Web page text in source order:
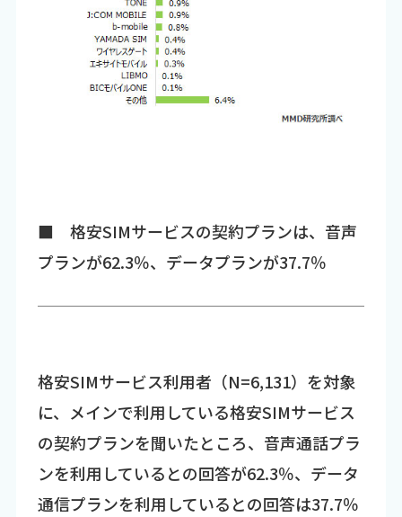
■ 格安SIMサービスの契約プランは、音声
プランが62.3％、データプランが37.7％
格安SIMサービス利用者（N=6,131）を対象
に、メインで利用している格安SIMサービス
の契約プランを聞いたところ、音声通話プラ
ンを利用しているとの回答が62.3％、データ
通信プランを利用しているとの回答は37.7％